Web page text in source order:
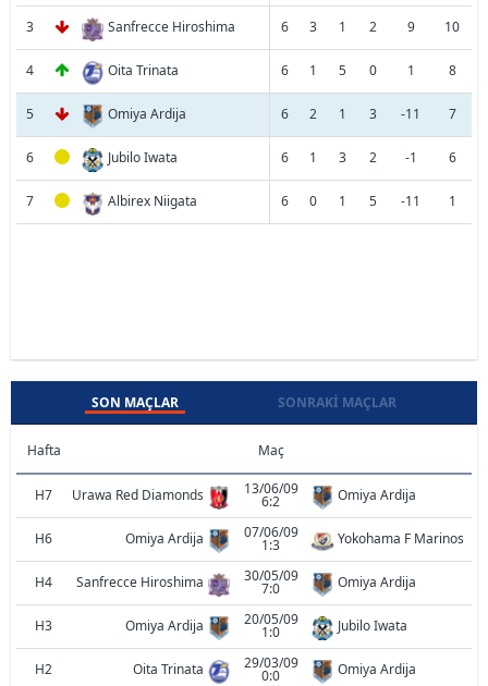
3 Sanfrecce Hiroshima 6 3 1 2 9 10
4 Oita Trinata 6 1 5 0 1 8
5 Omiya Ardija 6 2 1 3 -11 7
6 Jubilo Iwata 6 1 3 2 -1 6
7 Albirex Niigata 6 0 1 5 -11 1
SON MAÇLAR SONRAKI MAÇLAR
Hafta Maç
H7 Urawa Red Diamonds 13/06/09
6:2 Omiya Ardija
H6 Omiya Ardija 07/06/09
1:3 Yokohama F Marinos
H4 Sanfrecce Hiroshima 30/05/09
7:0 Omiya Ardija
H3 Omiya Ardija 20/05/09
1:0 Jubilo Iwata
H2 Oita Trinata 29/03/09
0:0 Omiya Ardija